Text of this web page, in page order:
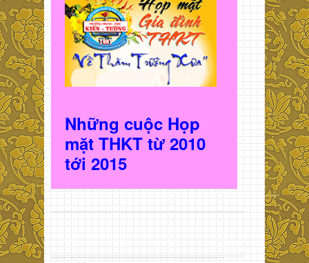
Những cuộc Họp
mặt THKT từ 2010
tới 2015